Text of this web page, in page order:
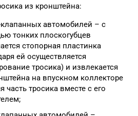
из кронштейна:
автомобилей – с
тонких плоскогубцев
стопорная пластинка
ей осуществляется
тросика) и извлекается
на впускном коллекторе
часть тросика вместе с его